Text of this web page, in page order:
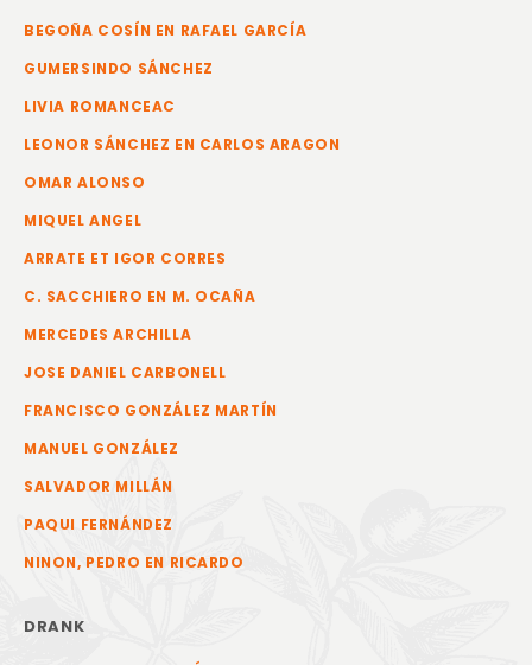
BEGOÑA COSÍN EN RAFAEL GARCÍA
GUMERSINDO SÁNCHEZ
LIVIA ROMANCEAC
LEONOR SÁNCHEZ EN CARLOS ARAGON
OMAR ALONSO
MIQUEL ANGEL
ARRATE ET IGOR CORRES
C. SACCHIERO EN M. OCAÑA
MERCEDES ARCHILLA
JOSE DANIEL CARBONELL
FRANCISCO GONZÁLEZ MARTÍN
MANUEL GONZÁLEZ
SALVADOR MILLÁN
PAQUI FERNÁNDEZ
NINON, PEDRO EN RICARDO
DRANK